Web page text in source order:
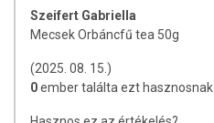
Szeifert Gabriella
Mecsek Orbáncfű tea 50g
(2025. 08. 15.)
0ember találta ezt hasznosnak